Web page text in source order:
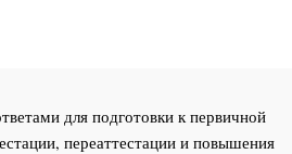
для подготовки к первичной
переаттестации и повышения